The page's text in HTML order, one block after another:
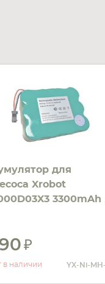
для
Xrobot
3300mAh
в наличии
О